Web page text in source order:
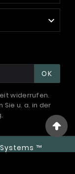

OK
widerrufen.
u. a. in der
™